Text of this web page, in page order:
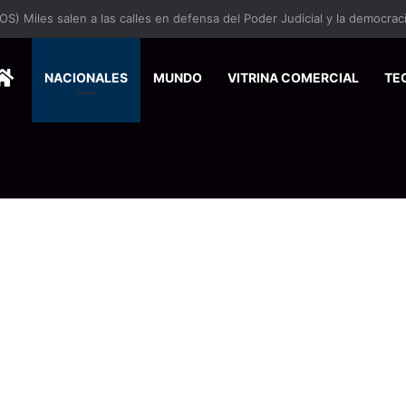
incorpora novedosos equipos para fortalecer la atención en
HOMENACIONALES MUNDO VITRINA COMERCIAL